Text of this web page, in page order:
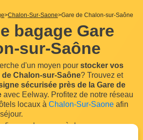
Chalon-Sur-Saone Gare de Chalon-sur-Saône
bagage Gare
sur-Saône
d'un moyen pour stocker vos
de Chalon-sur-Saône? Trouvez et
sécurisée près de la Gare de
avec Eelway. Profitez de notre réseau
locaux à Chalon-Sur-Saone afin
vos bagages à des